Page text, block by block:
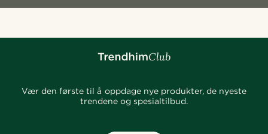
Vær den første til å oppdage nye produkter, de nyeste
trendene og spesialtilbud.